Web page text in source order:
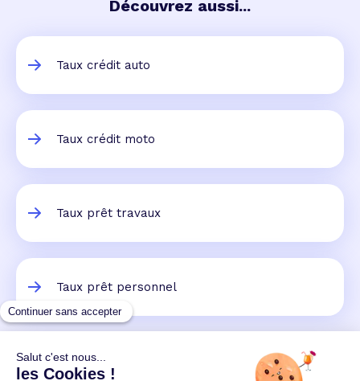
Découvrez aussi...
Taux crédit auto
Taux crédit moto
Taux prêt travaux
Taux prêt personnel